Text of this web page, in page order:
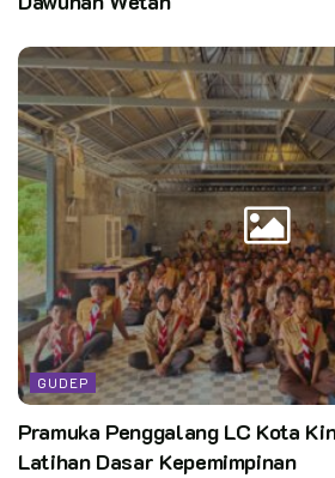
GUDEP
Pramuka Penggalang LC Kota
Latihan Dasar Kepemimpinan